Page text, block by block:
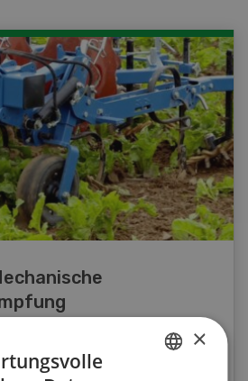
Machen Sie mit am
Revue. Die Fragen
×